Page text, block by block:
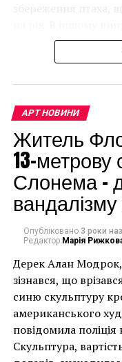
збереження птаха,
мурал, що може
доларів.
Чоловік позує під
накинеться на
має ознаки
Лоустофті на
року. (Фото
АРТ НОВИНИ
Житель
13-метрову
Слонема –
Опубліковано 3 роки
Редактор Марія
Дерек Алан
зізнався, що
синю скульптуру
американського
повідомила
Скульптура,